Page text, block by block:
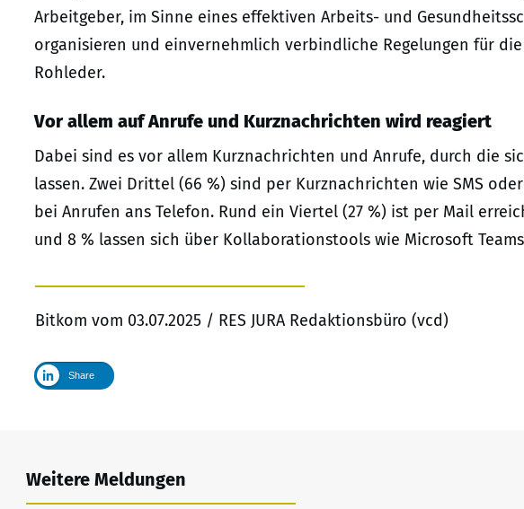
Arbeitgeber, im Sinne eines effektiven Arbeits- und
organisieren und einvernehmlich verbindliche Regelungen für
Rohleder.
Vor allem auf Anrufe und Kurznachrichten wird reagiert
Dabei sind es vor allem Kurznachrichten und Anrufe, durch die
lassen. Zwei Drittel (66 %) sind per Kurznachrichten wie SMS
bei Anrufen ans Telefon. Rund ein Viertel (27 %) ist per Mail
und 8 % lassen sich über Kollaborationstools wie Microsoft
Bitkom vom 03.07.2025 / RES JURA Redaktionsbüro (vcd)
Share
Weitere Meldungen